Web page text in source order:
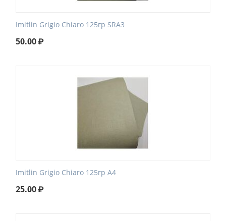
Imitlin Grigio Chiaro 125гр SRA3
50.00₽
Imitlin Grigio Chiaro 125гр А4
25.00₽